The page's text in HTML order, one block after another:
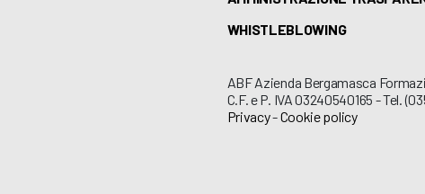
WHISTLEBLOWING
ABF Azienda Bergamasca
C.F. e P. IVA 03240540165 - Tel.
Privacy-Cookie policy